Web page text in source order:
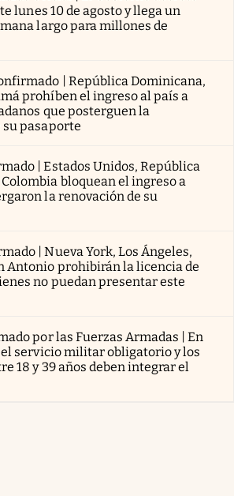
lunes 10 de agosto y llega un
largo para millones de
| República Dominicana,
prohíben el ingreso al país a
que posterguen la
su pasaporte
| Estados Unidos, República
bloquean el ingreso a
la renovación de su
| Nueva York, Los Ángeles,
Antonio prohibirán la licencia de
no puedan presentar este
por las Fuerzas Armadas | En
servicio militar obligatorio y los
18 y 39 años deben integrar el